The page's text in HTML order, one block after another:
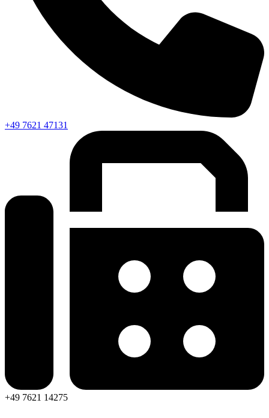
+49 7621 47131
+49 7621 14275